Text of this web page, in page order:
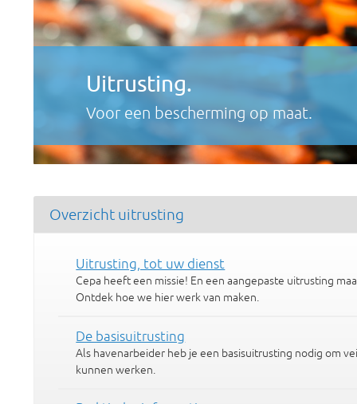
Uitrusting.
Voor een bescherming op maat.
Overzicht uitrusting
Uitrusting, tot uw dienst
Cepa heeft een missie! En een aangepaste uitrusting
Ontdek hoe we hier werk van maken.
De basisuitrusting
Als havenarbeider heb je een basisuitrusting nodig om
kunnen werken.